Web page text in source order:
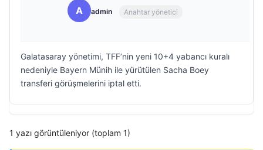
A admin Anahtar yönetici
Galatasaray yönetimi, TFF’nin yeni 10+4 yabancı kuralı
nedeniyle Bayern Münih ile yürütülen Sacha Boey
transferi görüşmelerini iptal etti.
1 yazı görüntüleniyor (toplam 1)